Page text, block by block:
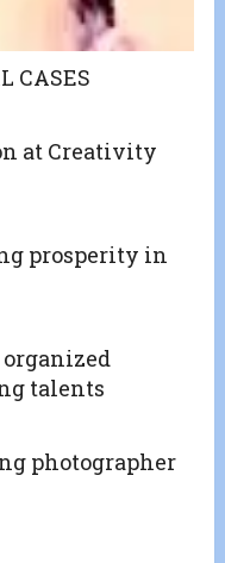
CASES
at Creativity
prosperity in
talents
photographer